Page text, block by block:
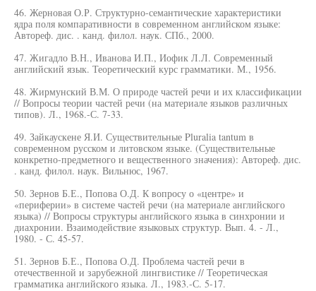
46. Жерновая О.Р. Структурно-семантические характеристики
ядра поля компаративности в современном английском языке:
Автореф. дис. . канд. филол. наук. СПб., 2000.
47. Жигадло В.Н., Иванова И.П., Иофик Л.Л. Современный
английский язык. Теоретический курс грамматики. М., 1956.
48. Жирмунский В.М. О природе частей речи и их классификации
// Вопросы теории частей речи (на материале языков различных
типов). Л., 1968.-С. 7-33.
49. Зайкаускене Я.И. Существительные Pluralia tantum в
современном русском и литовском языке. (Существительные
конкретно-предметного и вещественного значения): Автореф. дис.
. канд. филол. наук. Вильнюс, 1967.
50. Зернов Б.Е., Попова О.Д. К вопросу о «центре» и
«периферии» в системе частей речи (на материале английского
языка) // Вопросы структуры английского языка в синхронии и
диахронии. Взаимодействие языковых структур. Вып. 4. - Л.,
1980. - С. 45-57.
51. Зернов Б.Е., Попова О.Д. Проблема частей речи в
отечественной и зарубежной лингвистике // Теоретическая
грамматика английского языка. Л., 1983.-С. 5-17.